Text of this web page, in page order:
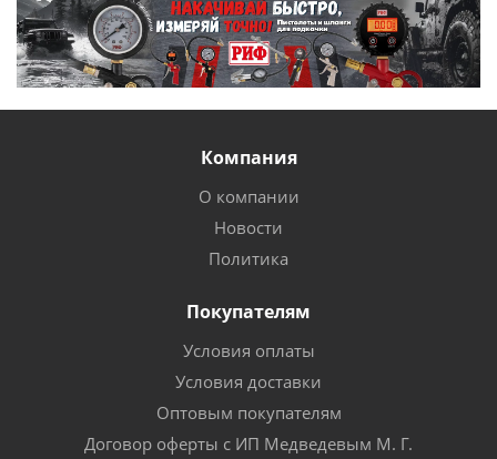
Компания
О компании
Новости
Политика
Покупателям
Условия оплаты
Условия доставки
Оптовым покупателям
Договор оферты с ИП Медведевым М. Г.